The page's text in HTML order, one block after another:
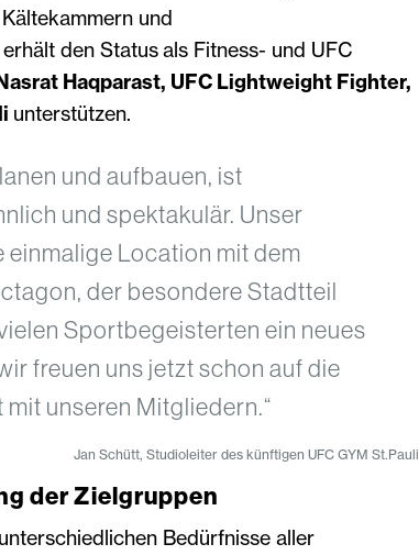
und
den Status als Fitness- und UFC
Haqparast, UFC Lightweight Fighter,
unterstützen.
und aufbauen, ist
und spektakulär. Unser
einmalige Location mit dem
der besondere Stadtteil
Sportbegeisterten ein neues
freuen uns jetzt schon auf die
unseren Mitgliedern.“
Jan Schütt, Studioleiter des künftigen UFC GYM St.Pauli
der Zielgruppen
Bedürfnisse aller